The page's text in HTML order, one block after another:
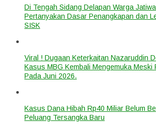
Di Tengah Sidang Delapan Warga
Pertanyakan Dasar Penangkapan dan
SISK
Viral ! Dugaan Keterkaitan Nazaruddin
Kasus MBG Kembali Mengemuka Meski
Pada Juni 2026.
Kasus Dana Hibah Rp40 Miliar Belum
Peluang Tersangka Baru